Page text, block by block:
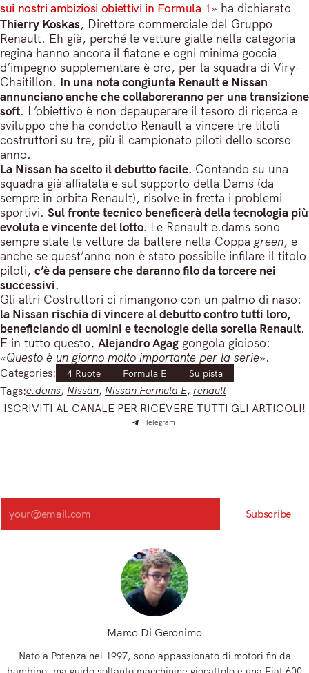
sui nostri ambiziosi obiettivi in Formula 1» ha dichiarato
Thierry Koskas, Direttore commerciale del Gruppo
Renault. Eh già, perché le vetture gialle nella categoria
regina hanno ancora il fiatone e ogni minima goccia
d’impegno supplementare è oro, per la squadra di Viry-
Chaitillon. In una nota congiunta Renault e Nissan
annunciano anche che collaboreranno per una transizione
soft. L’obiettivo è non depauperare il tesoro di ricerca e
sviluppo che ha condotto Renault a vincere tre titoli
costruttori su tre, più il campionato piloti dello scorso
anno.
La Nissan ha scelto il debutto facile. Contando su una
squadra già affiatata e sul supporto della Dams (da
sempre in orbita Renault), risolve in fretta i problemi
sportivi. Sul fronte tecnico beneficerà della tecnologia più
evoluta e vincente del lotto. Le Renault e.dams sono
sempre state le vetture da battere nella Coppa green, e
anche se quest’anno non è stato possibile infilare il titolo
piloti, c’è da pensare che daranno filo da torcere nei
successivi.
Gli altri Costruttori ci rimangono con un palmo di naso:
la Nissan rischia di vincere al debutto contro tutti loro,
beneficiando di uomini e tecnologie della sorella Renault.
E in tutto questo, Alejandro Agag gongola gioioso:
«Questo è un giorno molto importante per la serie».
Categories: 4 Ruote Formula E Su pista
Tags:e.dams, Nissan, Nissan Formula E, renault
ISCRIVITI AL CANALE PER RICEVERE TUTTI GLI ARTICOLI!
Telegram
Search
Subscribe
Marco Di Geronimo
Nato a Potenza nel 1997, sono appassionato di motori fin da